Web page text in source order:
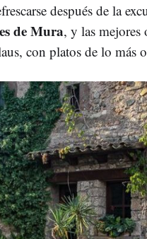
después de la
de Mura, y las mejores
con platos de lo más